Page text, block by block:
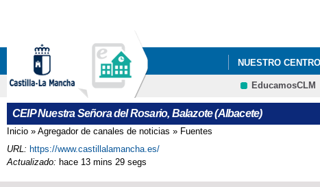
NUESTRO CENTRO
EducamosCLM
CEIP Nuestra Señora del Rosario, Balazote (Albacete)
Se encuentra usted aquí
Inicio » Agregador de canales de noticias » Fuentes
URL: https://www.castillalamancha.es/
Actualizado: hace 13 mins 29 segs